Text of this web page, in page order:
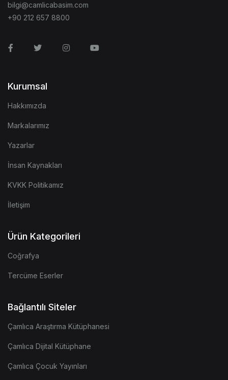
bilgi@camlicabasim.com
+90 212 657 8800
FacebookTwitterInstagramYoutube
Kurumsal
Hakkımızda
Markalarımız
Yazarlar
İnsan Kaynakları
KVKK Politikamız
İletişim
Ürün Kategorileri
Coğrafya
Tercüme Eserler
Bağlantılı Siteler
Çamlıca Araştırma Kütüphanesi
Çamlıca Dijital Kütüphane
Çamlıca Çocuk Yayınları